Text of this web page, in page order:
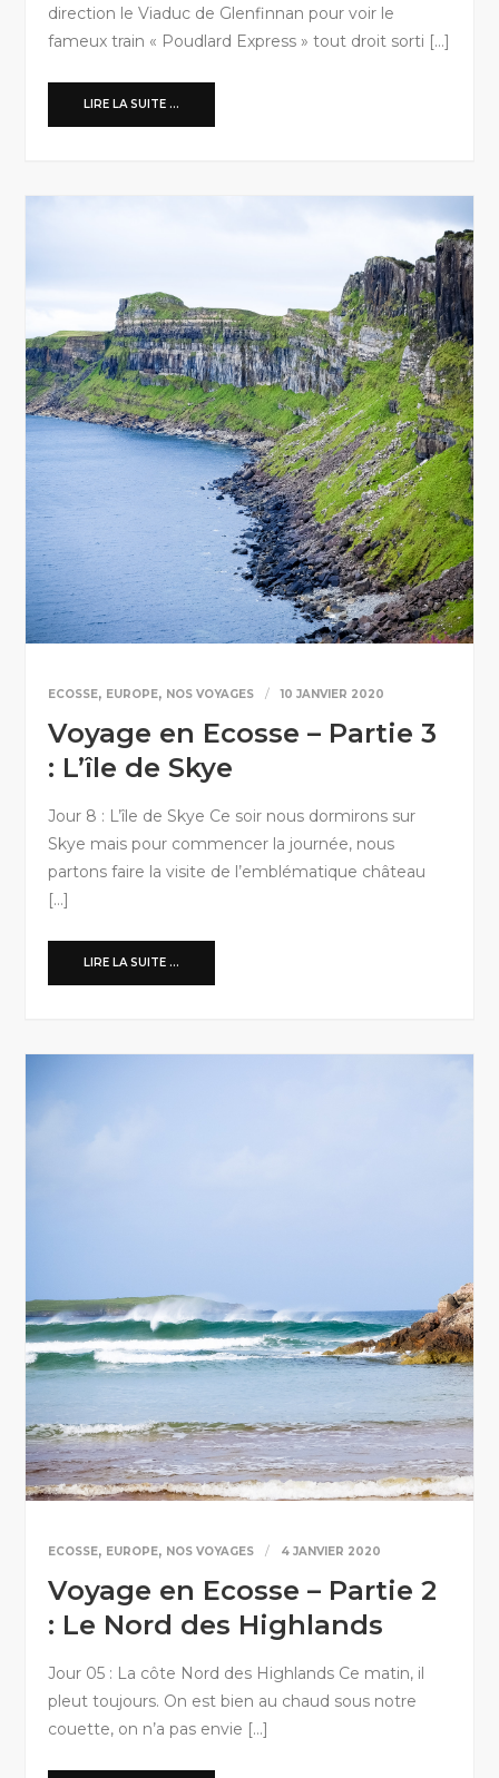
direction le Viaduc de Glenfinnan pour voir le
fameux train « Poudlard Express » tout droit sorti […]
LIRE LA SUITE ...
ECOSSE, EUROPE, NOS VOYAGES 10 JANVIER 2020
Voyage en Ecosse – Partie 3
: L’île de Skye
Jour 8 : L’île de Skye Ce soir nous dormirons sur
Skye mais pour commencer la journée, nous
partons faire la visite de l’emblématique château
[…]
LIRE LA SUITE ...
ECOSSE, EUROPE, NOS VOYAGES 4 JANVIER 2020
Voyage en Ecosse – Partie 2
: Le Nord des Highlands
Jour 05 : La côte Nord des Highlands Ce matin, il
pleut toujours. On est bien au chaud sous notre
couette, on n’a pas envie […]